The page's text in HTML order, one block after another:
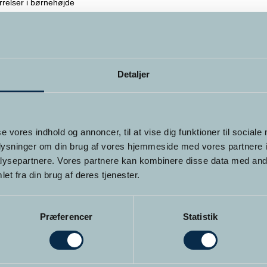
Detaljer
vores indhold og annoncer, til at vise dig funktioner til sociale
om din brug af vores hjemmeside med vores partnere
Vores partnere kan kombinere disse data med
fra din brug af deres tjenester.
Præferencer Statistik
i børnehøjde
Skam som emotion
skam
skam
af den videregående uddannelse tilHypnose Psykoterapeut.
& NLP Master Practitioner kan du deltage på kurset